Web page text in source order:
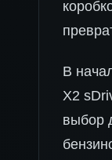
В
X2
выбор